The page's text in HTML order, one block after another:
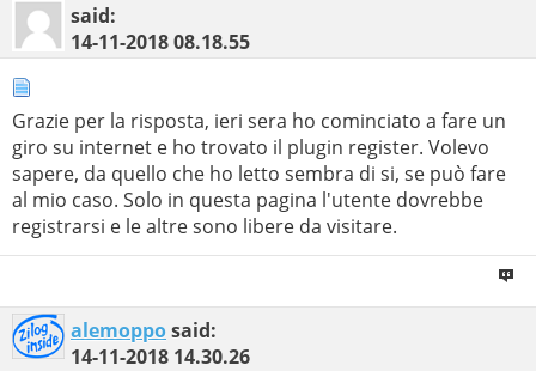
said:
14-11-201808.18.55
Grazie per la risposta, ieri sera ho cominciato a fare un
giro su internet e ho trovato il plugin register. Volevo
sapere, da quello che ho letto sembra di si, se può fare
al mio caso. Solo in questa pagina l'utente dovrebbe
registrarsi e le altre sono libere da visitare.
alemopposaid:
14-11-2018 14.30.26